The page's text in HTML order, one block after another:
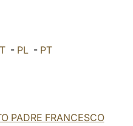
- PL - PT
PADRE FRANCESCO